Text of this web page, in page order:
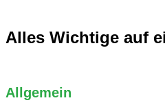
Alles Wichtige auf
Allgemein